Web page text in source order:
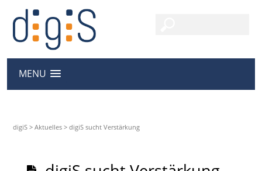
MENU
digiS >Aktuelles >digiS sucht Verstärkung